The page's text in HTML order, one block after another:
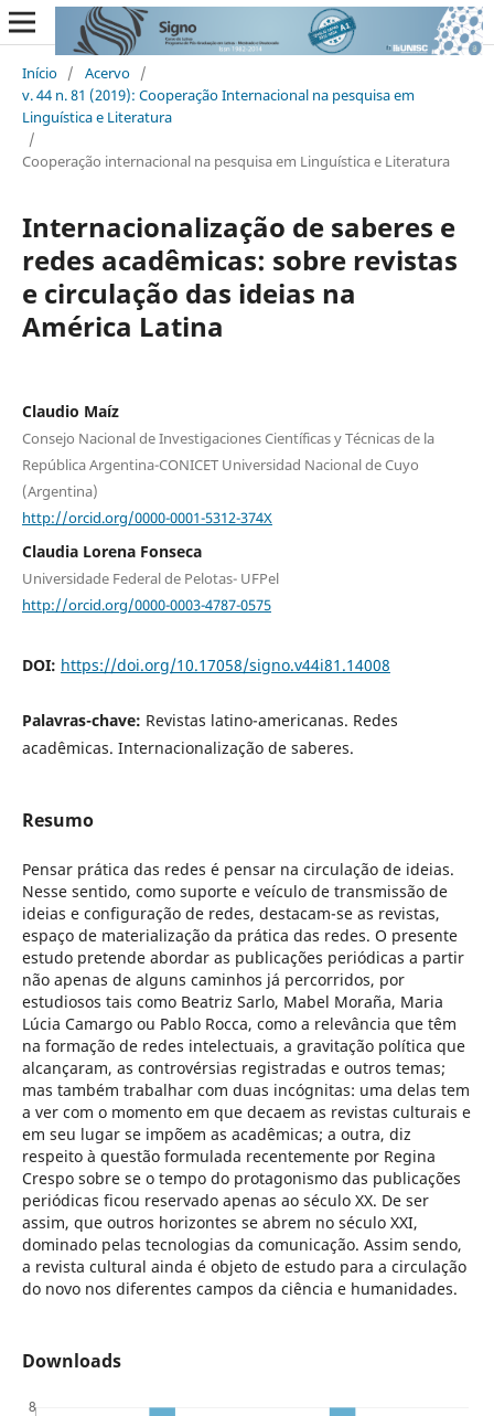
Início / Acervo /
v. 44 n. 81 (2019): Cooperação Internacional na pesquisa em
Linguística e Literatura
/
Cooperação internacional na pesquisa em Linguística e Literatura
Internacionalização de saberes e
redes acadêmicas: sobre revistas
e circulação das ideias na
América Latina
Claudio Maíz
Consejo Nacional de Investigaciones Científicas y Técnicas de la
República Argentina-CONICET Universidad Nacional de Cuyo
(Argentina)
http://orcid.org/0000-0001-5312-374X
Claudia Lorena Fonseca
Universidade Federal de Pelotas- UFPel
http://orcid.org/0000-0003-4787-0575
DOI: https://doi.org/10.17058/signo.v44i81.14008
Palavras-chave: Revistas latino-americanas. Redes
acadêmicas. Internacionalização de saberes.
Resumo
Pensar prática das redes é pensar na circulação de ideias.
Nesse sentido, como suporte e veículo de transmissão de
ideias e configuração de redes, destacam-se as revistas,
espaço de materialização da prática das redes. O presente
estudo pretende abordar as publicações periódicas a partir
não apenas de alguns caminhos já percorridos, por
estudiosos tais como Beatriz Sarlo, Mabel Moraña, Maria
Lúcia Camargo ou Pablo Rocca, como a relevância que têm
na formação de redes intelectuais, a gravitação política que
alcançaram, as controvérsias registradas e outros temas;
mas também trabalhar com duas incógnitas: uma delas tem
a ver com o momento em que decaem as revistas culturais e
em seu lugar se impõem as acadêmicas; a outra, diz
respeito à questão formulada recentemente por Regina
Crespo sobre se o tempo do protagonismo das publicações
periódicas ficou reservado apenas ao século XX. De ser
assim, que outros horizontes se abrem no século XXI,
dominado pelas tecnologias da comunicação. Assim sendo,
a revista cultural ainda é objeto de estudo para a circulação
do novo nos diferentes campos da ciência e humanidades.
Downloads